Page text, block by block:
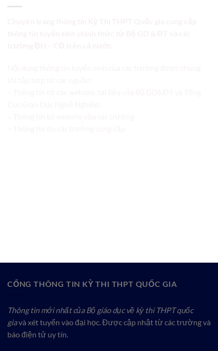
CỔNG THÔNG TIN KỲ THI THPT QUỐC GIA
Thông tin mới nhất của Bộ giáo dục về kỳ thi THPT quốc
giavà xét tuyển vào đại học. Được cập nhật từ các trường và
báo điện tử uy tín.